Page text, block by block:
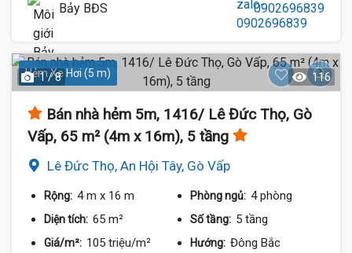
Bảy BĐS 0902696839
Hẻm Xe Hơi (5 m)
1 / 8 116
Bán nhà hẻm 5m, 1416/ Lê Đức Thọ, Gò
Vấp, 65 m² (4m x 16m), 5 tầng
Lê Đức Thọ, An Hội Tây, Gò Vấp
Rộng: 4 m x 16 m Phòng ngủ: 4 phòng
Diện tích: 65 m² Số tầng: 5 tầng
Giá/m²: 105 triệu/m² Hướng: Đông Bắc